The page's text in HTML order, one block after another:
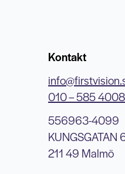
Kontakt
010 – 585 4008
556963-4099
KUNGSGATAN
211 49 Malmö